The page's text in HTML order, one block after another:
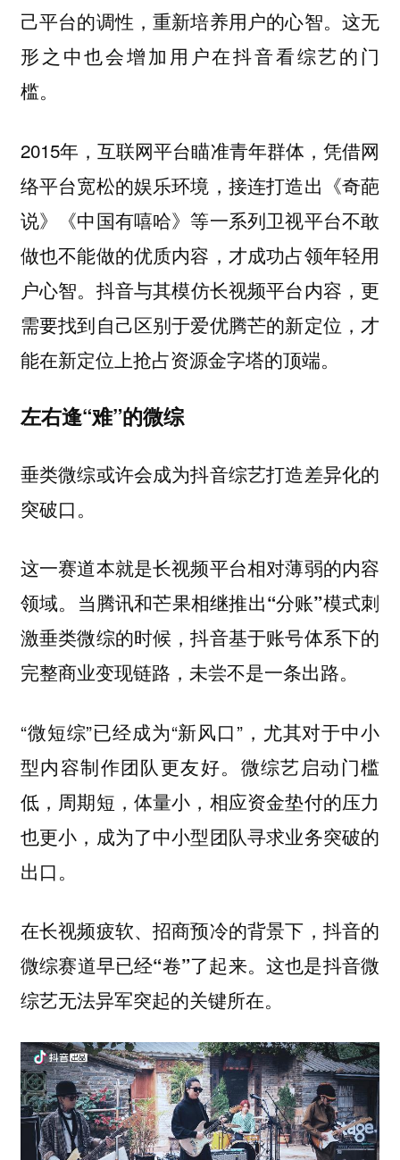
己平台的调性，重新培养用户的心智。这无
形之中也会增加用户在抖音看综艺的门
槛。
2015年，互联网平台瞄准青年群体，凭借网
络平台宽松的娱乐环境，接连打造出《奇葩
说》《中国有嘻哈》等一系列卫视平台不敢
做也不能做的优质内容，才成功占领年轻用
户心智。 抖音与其模仿长视频平台内容，更
需要找到自己区别于爱优腾芒的新定位，才
能在新定位上抢占资源金字塔的顶端。
左右逢“难”的微综
垂类微综或许会成为抖音综艺打造差异化的
突破口。
这一赛道本就是长视频平台相对薄弱的内容
领域。 当腾讯和芒果相继推出“分账”模式刺
激垂类微综的时候，抖音基于账号体系下的
完整商业变现链路，未尝不是一条出路。
“微短综”已经成为“新风口”，尤其对于中小
型内容制作团队更友好。微综艺启动门槛
低，周期短，体量小，相应资金垫付的压力
也更小，成为了中小型团队寻求业务突破的
出口。
在长视频疲软、招商预冷的背景下， 抖音的
微综赛道早已经“卷”了起来。 这也是抖音微
综艺无法异军突起的关键所在。